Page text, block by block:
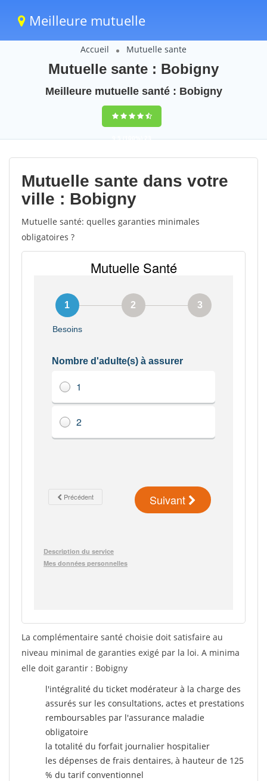
Meilleure mutuelle
Accueil Mutuelle sante
Mutuelle sante : Bobigny
Meilleure mutuelle santé : Bobigny
9,5(100%)23
votes
Mutuelle sante dans votre
ville : Bobigny
Mutuelle santé: quelles garanties minimales
obligatoires ?
La complémentaire santé choisie doit satisfaire au
niveau minimal de garanties exigé par la loi. A minima
elle doit garantir : Bobigny
l'intégralité du ticket modérateur à la charge des
assurés sur les consultations, actes et prestations
remboursables par l'assurance maladie
obligatoire
la totalité du forfait journalier hospitalier
les dépenses de frais dentaires, à hauteur de 125
% du tarif conventionnel